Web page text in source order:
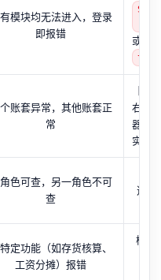
模块均无法进入，登录
即报错
SQL
或命
账套异常，其他账套正
常
【
右键‘
器’与
实例
色可查，另一角色不可
查
选
定功能（如存货核算、
工资分摊）报错
检查